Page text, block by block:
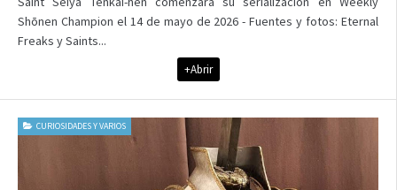
Shōnen Champion el 14 de mayo de 2026 - Fuentes y fotos: Eternal
Freaks y Saints...
+Abrir
CURIOSIDADES Y VARIOS